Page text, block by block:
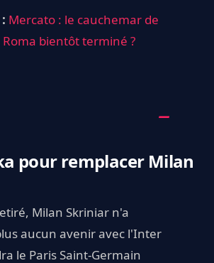
Mercato : le cauchemar de
bientôt terminé ?
pour remplacer Milan
Milan Skriniar n'a
aucun avenir avec l'Inter
le Paris Saint-Germain